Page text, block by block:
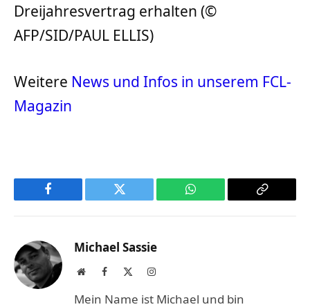
Dreijahresvertrag erhalten (©
AFP/SID/PAUL ELLIS)
Weitere News und Infos in unserem FCL-
Magazin
Facebook Twitter WhatsApp
Copy
Michael Sassie
WebsiteFacebook Instagram
Mein Name ist Michael und bin